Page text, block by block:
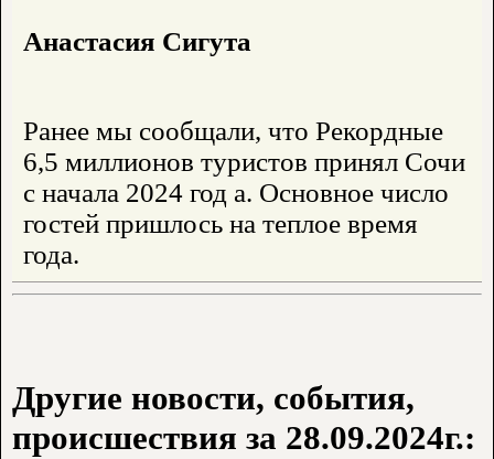
Анастасия Сигута
Ранее мы сообщали, что Рекордные
6,5 миллионов туристов принял Сочи
с начала 2024 год а. Основное число
гостей пришлось на теплое время
года.
Другие новости, события,
происшествия за 28.09.2024г.: